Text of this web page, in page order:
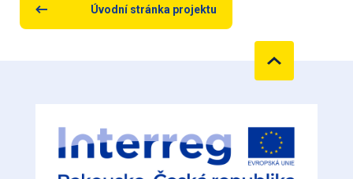
Úvodní stránka projektu